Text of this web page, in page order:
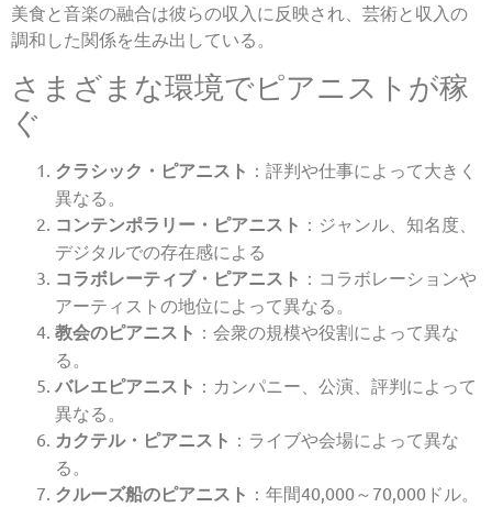
美食と音楽の融合は彼らの収入に反映され、芸術と収入の
調和した関係を生み出している。
さまざまな環境でピアニストが稼
ぐ
クラシック・ピアニスト ：評判や仕事によって大きく
異なる。
コンテンポラリー・ピアニスト ：ジャンル、知名度、
デジタルでの存在感による
コラボレーティブ・ピアニスト ：コラボレーションや
アーティストの地位によって異なる。
教会のピアニスト ：会衆の規模や役割によって異な
る。
バレエピアニスト ：カンパニー、公演、評判によって
異なる。
カクテル・ピアニスト ：ライブや会場によって異な
る。
クルーズ船のピアニスト ：年間40,000～70,000ドル。